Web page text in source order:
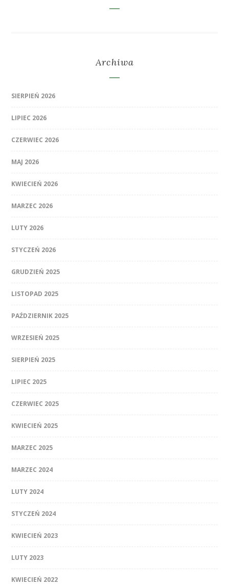
Archiwa
SIERPIEŃ 2026
LIPIEC 2026
CZERWIEC 2026
MAJ 2026
KWIECIEŃ 2026
MARZEC 2026
LUTY 2026
STYCZEŃ 2026
GRUDZIEŃ 2025
LISTOPAD 2025
PAŹDZIERNIK 2025
WRZESIEŃ 2025
SIERPIEŃ 2025
LIPIEC 2025
CZERWIEC 2025
KWIECIEŃ 2025
MARZEC 2025
MARZEC 2024
LUTY 2024
STYCZEŃ 2024
KWIECIEŃ 2023
LUTY 2023
KWIECIEŃ 2022